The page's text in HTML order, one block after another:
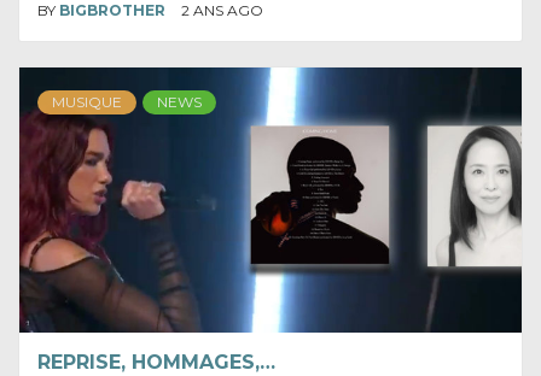
BY BIGBROTHER 2 ANS AGO
MUSIQUE NEWS
REPRISE, HOMMAGES,…